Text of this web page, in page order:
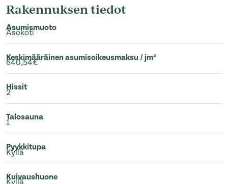
Rakennuksen tiedot
Asumismuoto
Asokoti
Keskimääräinen asumisoikeusmaksu / jm²
640,54€
Hissit
2
Talosauna
1
Pyykkitupa
Kyllä
Kuivaushuone
Kyllä